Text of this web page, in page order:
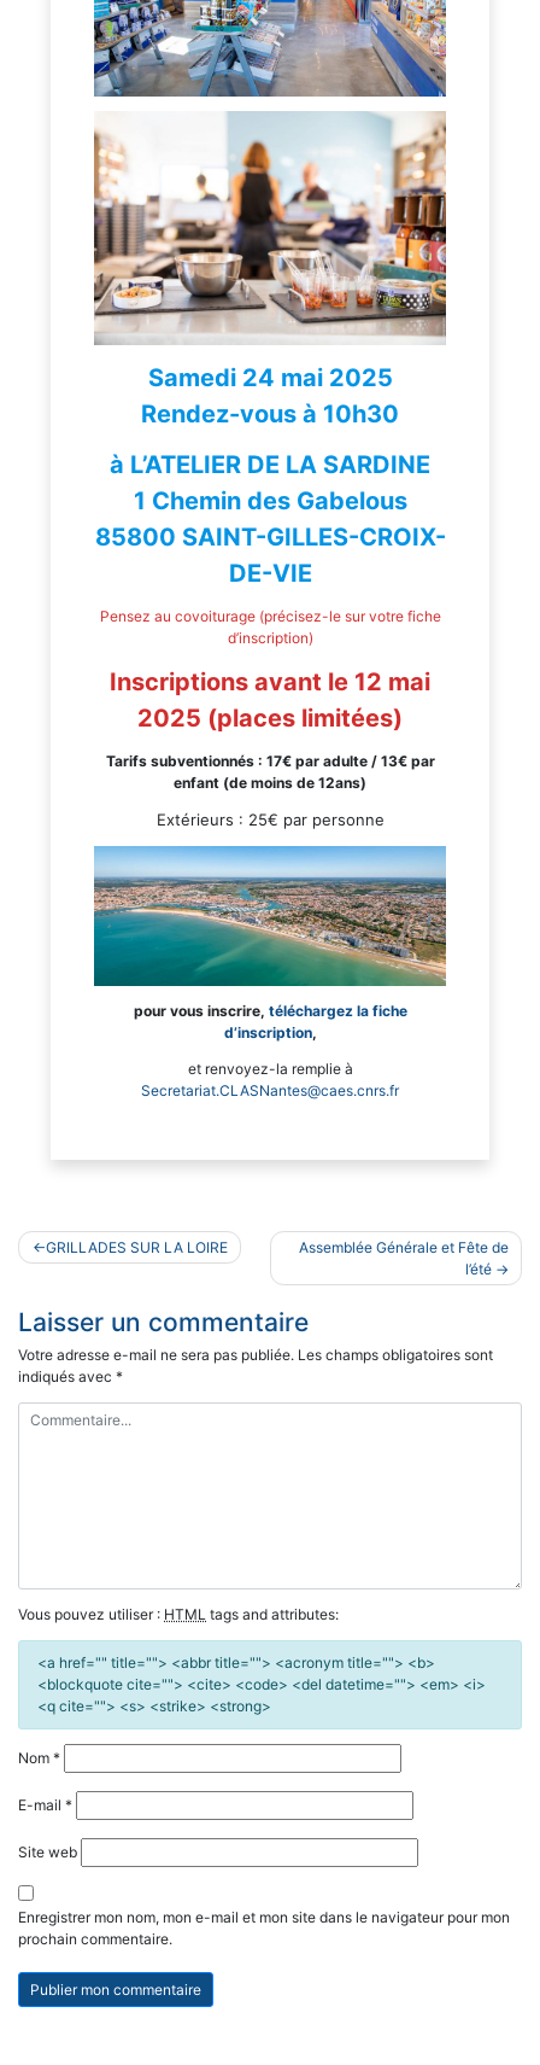
Samedi 24 mai 2025
Rendez-vous à 10h30
à L’ATELIER DE LA SARDINE
1 Chemin des Gabelous
85800 SAINT-GILLES-CROIX-
DE-VIE
Pensez au covoiturage (précisez-le sur votre fiche
d’inscription)
Inscriptions avant le 12 mai
2025 (places limitées)
Tarifs subventionnés : 17€ par adulte / 13€ par
enfant (de moins de 12ans)
Extérieurs : 25€ par personne
pour vous inscrire, téléchargez la fiche
d’inscription,
et renvoyez-la remplie à
Secretariat.CLASNantes@caes.cnrs.fr
Navigation
de
l’article
GRILLADES SUR LA LOIRE
Assemblée Générale et Fête de
l’été
Laisser un commentaire
Votre adresse e-mail ne sera pas publiée. Les champs obligatoires sont
indiqués avec *
Vous pouvez utiliser : HTML tags and attributes:
<a href="" title=""> <abbr title=""> <acronym title=""> <b>
<blockquote cite=""> <cite> <code> <del datetime=""> <em> <i>
<q cite=""> <s> <strike> <strong>
Nom *
E-mail *
Site web
Enregistrer mon nom, mon e-mail et mon site dans le navigateur pour mon
prochain commentaire.